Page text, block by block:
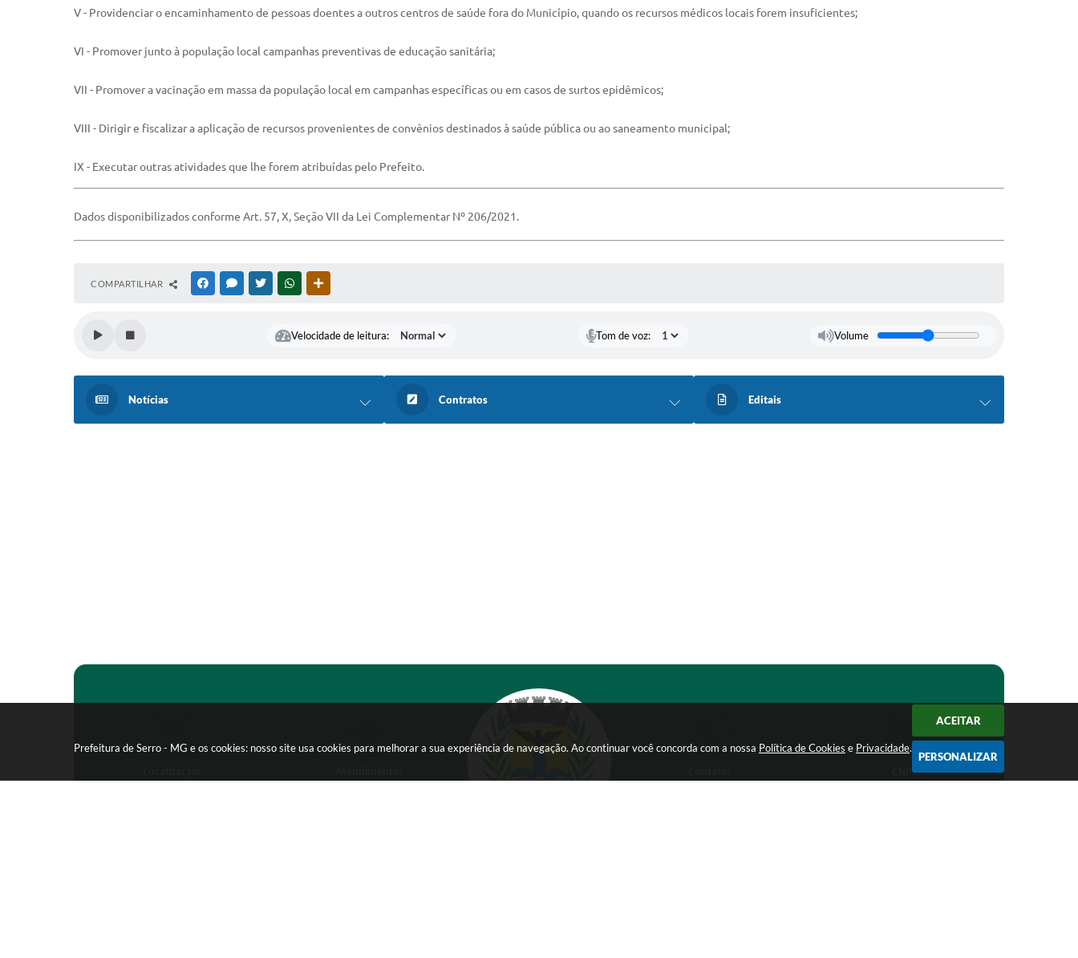
Prefeitura de Serro - MG e os cookies: nosso site usa cookies para melhorar a sua experiência de navegação. Ao continuar você concorda com a nossa Política de Cookies e Privacidade.
ACEITAR
PERSONALIZAR
V - Providenciar o encaminhamento de pessoas doentes a outros centros de saúde fora do Município, quando os recursos médicos locais forem insuficientes;
VI - Promover junto à população local campanhas preventivas de educação sanitária;
VII - Promover a vacinação em massa da população local em campanhas específicas ou em casos de surtos epidêmicos;
VIII - Dirigir e fiscalizar a aplicação de recursos provenientes de convênios destinados à saúde pública ou ao saneamento municipal;
IX - Executar outras atividades que lhe forem atribuídas pelo Prefeito.
Dados disponibilizados conforme Art. 57, X, Seção VII da Lei Complementar Nº 206/2021.
COMPARTILHAR FACEBOOKMESSENGER
TWITTERWHATSAPP
Velocidade de leitura: Tom de voz: Volume
Notícias Contratos Editais
CNPJ: